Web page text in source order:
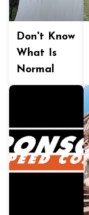
Don't Know
What Is
Normal